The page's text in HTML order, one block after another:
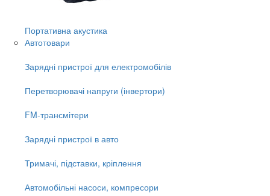
Портативна акустика
Автотовари
Зарядні пристрої для електромобілів
Перетворювачі напруги (інвертори)
FM-трансмітери
Зарядні пристрої в авто
Тримачі, підставки, кріплення
Автомобільні насоси, компресори